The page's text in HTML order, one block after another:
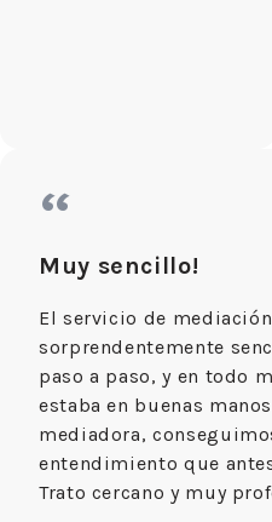
“
Muy sencillo!
El servicio de
sorprendentemente
paso a paso, y en todo
estaba en buenas
mediadora,
entendimiento que
Trato cercano y muy